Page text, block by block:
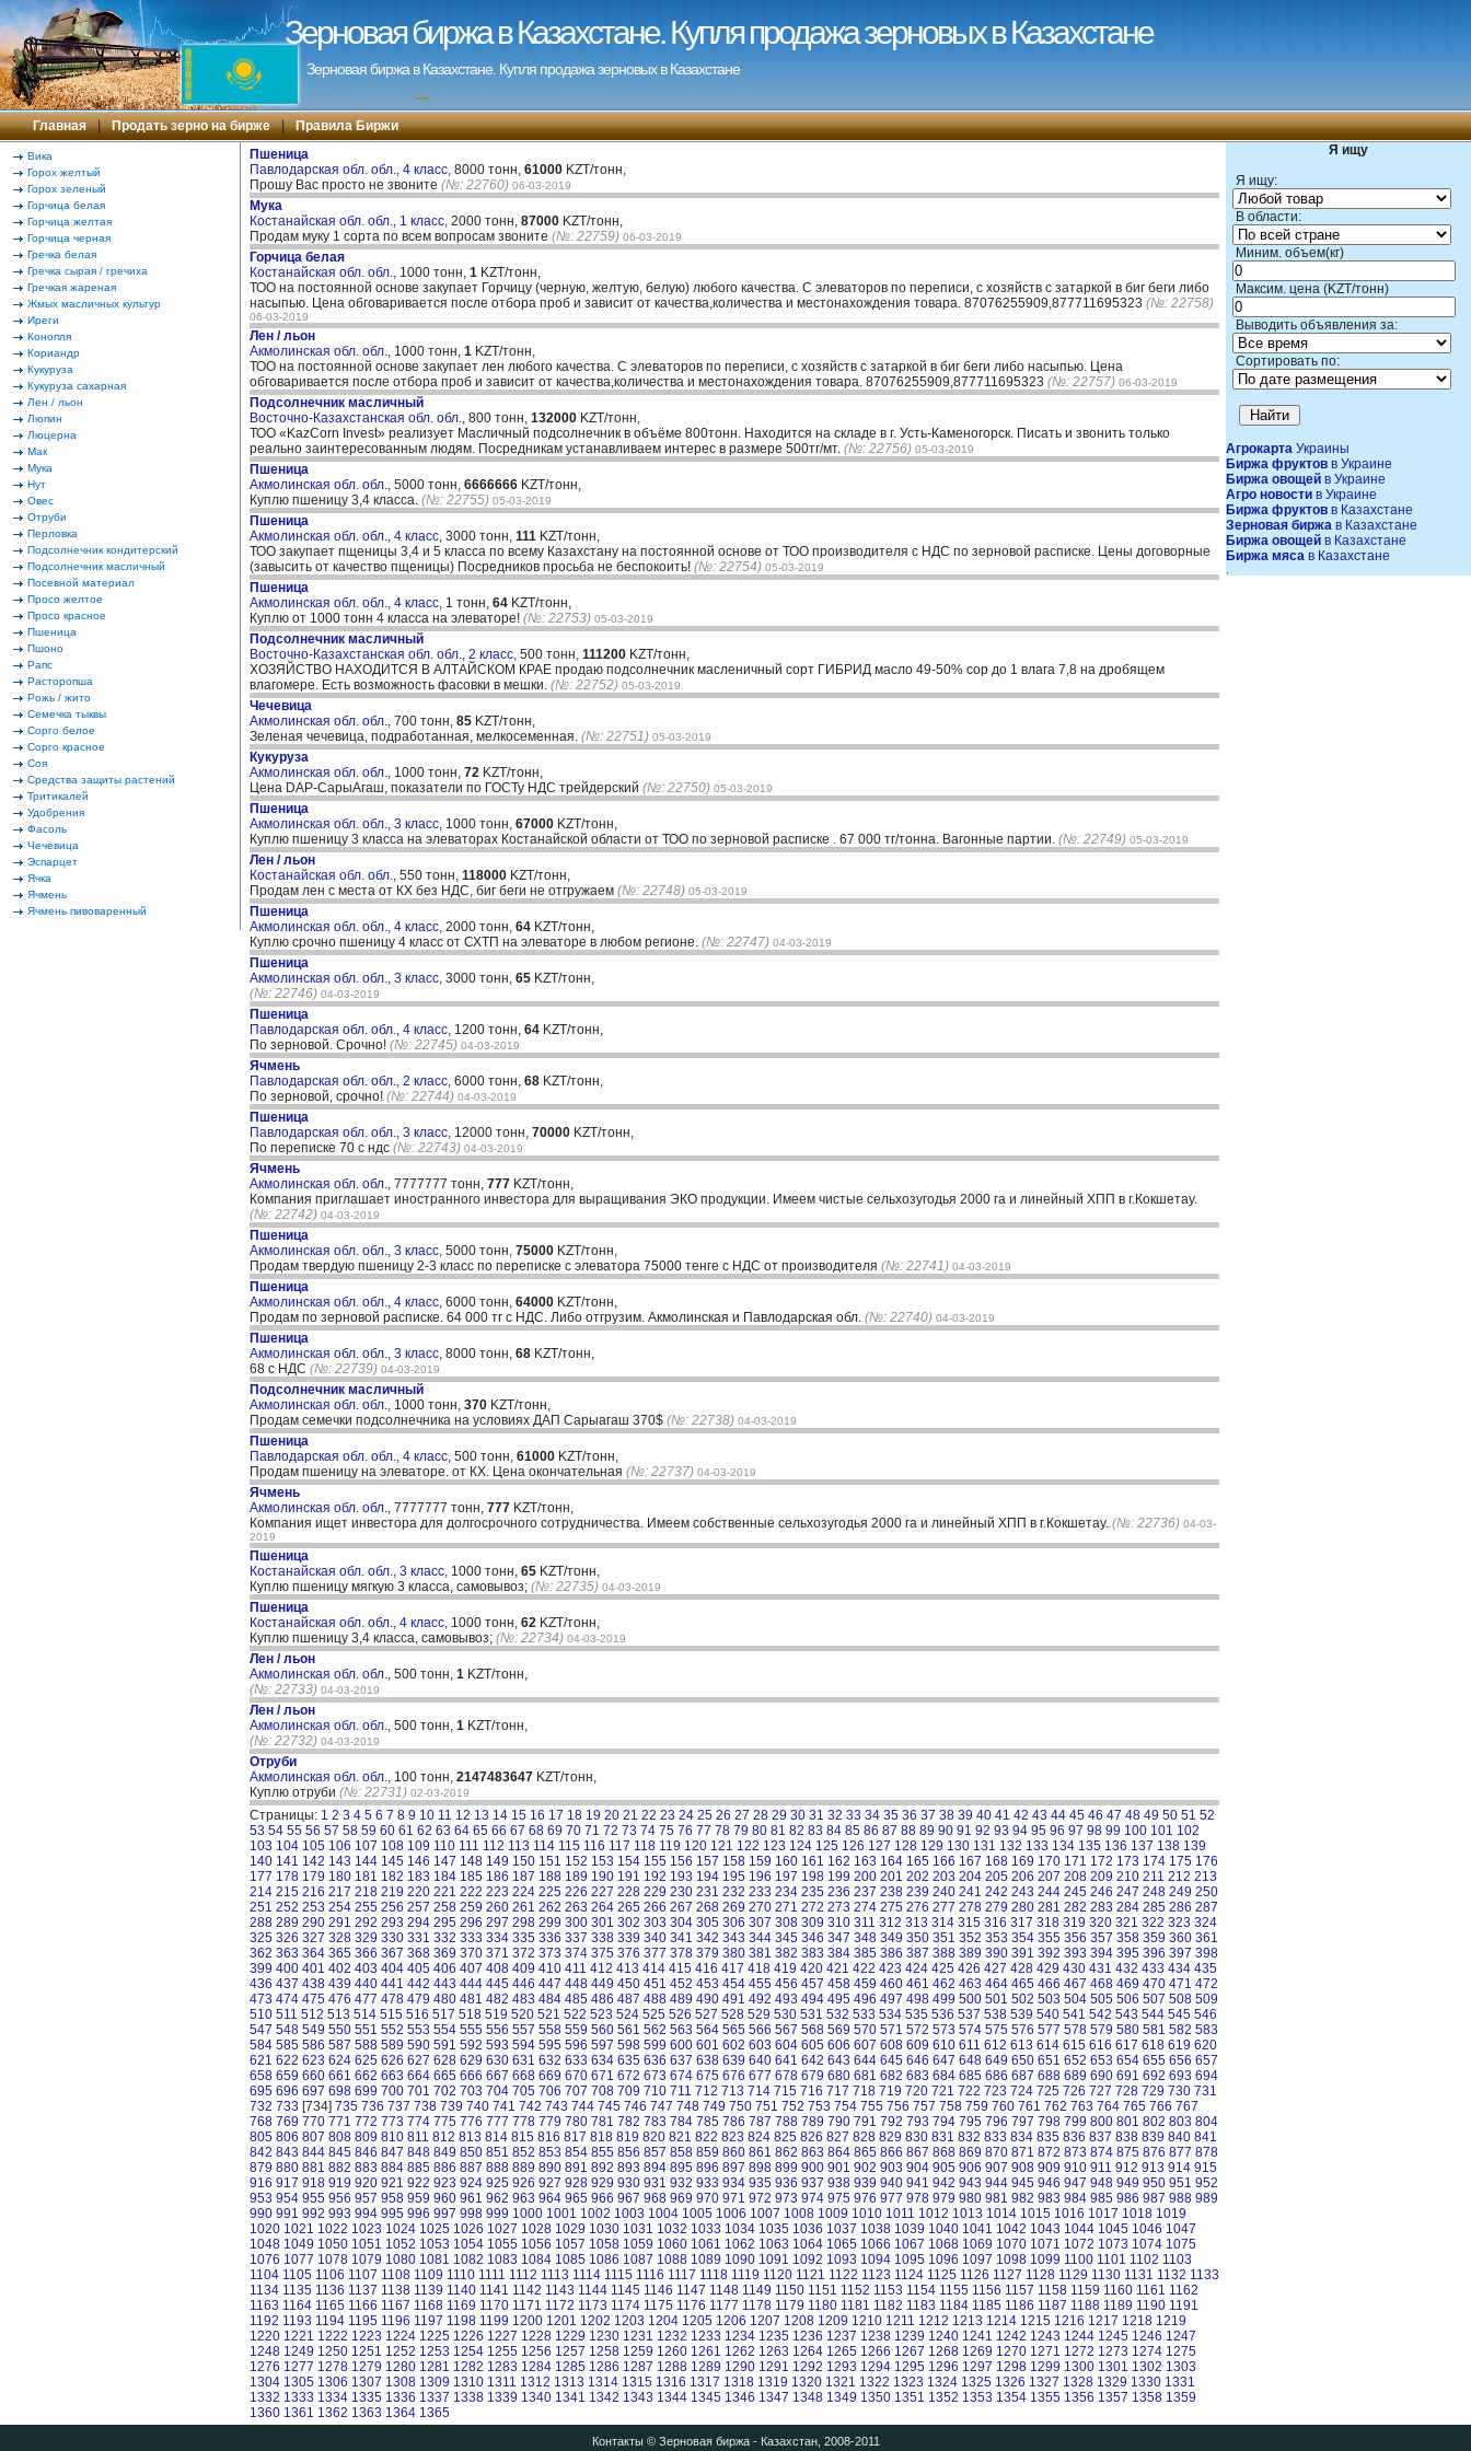
Зерновая биржа в Казахстане. Купля продажа зерновых в Казахстане
Зерновая биржа в Казахстане. Купля продажа зерновых в Казахстане
---
Главная | Продать зерно на бирже | Правила Биржи
Вика
Горох желтый
Горох зеленый
Горчица белая
Горчица желтая
Горчица черная
Гречка белая
Гречка сырая / гречиха
Гречкая жареная
Жмых масличных культур
Иреги
Конопля
Кориандр
Кукуруза
Кукуруза сахарная
Лен / льон
Люпин
Люцерна
Мак
Мука
Нут
Овес
Отруби
Перловка
Подсолнечник кондитерский
Подсолнечник масличный
Посевной материал
Просо желтое
Просо красное
Пшеница
Пшоно
Рапс
Расторопша
Рожь / жито
Семечка тыквы
Сорго белое
Сорго красное
Соя
Средства защиты растений
Тритикалей
Удобрения
Фасоль
Чечевица
Эспарцет
Ячка
Ячмень
Ячмень пивоваренный
Я ищу
Я ищу:
В области:
Миним. объем(кг)
Максим. цена (KZT/тонн)
Выводить объявления за:
Сортировать по:
Агрокарта Украины
Биржа фруктов в Украине
Биржа овощей в Украине
Агро новости в Украине
Биржа фруктов в Казахстане
Зерновая биржа в Казахстане
Биржа овощей в Казахстане
Биржа мяса в Казахстане
Пшеница
Павлодарская обл. обл., 4 класс, 8000 тонн, 61000 KZT/тонн,
Прошу Вас просто не звоните (№: 22760) 06-03-2019
Мука
Костанайская обл. обл., 1 класс, 2000 тонн, 87000 KZT/тонн,
Продам муку 1 сорта по всем вопросам звоните (№: 22759) 06-03-2019
Горчица белая
Костанайская обл. обл., 1000 тонн, 1 KZT/тонн,
ТОО на постоянной основе закупает Горчицу (черную, желтую, белую) любого качества. С элеваторов по переписи, с хозяйств с затаркой в биг беги либо
насыпью. Цена обговаривается после отбора проб и зависит от качества,количества и местонахождения товара. 87076255909,877711695323 (№: 22758)
06-03-2019
Лен / льон
Акмолинская обл. обл., 1000 тонн, 1 KZT/тонн,
ТОО на постоянной основе закупает лен любого качества. С элеваторов по переписи, с хозяйств с затаркой в биг беги либо насыпью. Цена
обговаривается после отбора проб и зависит от качества,количества и местонахождения товара. 87076255909,877711695323 (№: 22757) 06-03-2019
Подсолнечник масличный
Восточно-Казахстанская обл. обл., 800 тонн, 132000 KZT/тонн,
ТОО «KazCorn Invest» реализует Масличный подсолнечник в объёме 800тонн. Находится на складе в г. Усть-Каменогорск. Писать и звонить только
реально заинтересованным людям. Посредникам устанавливаем интерес в размере 500тг/мт. (№: 22756) 05-03-2019
Пшеница
Акмолинская обл. обл., 5000 тонн, 6666666 KZT/тонн,
Куплю пшеницу 3,4 класса. (№: 22755) 05-03-2019
Пшеница
Акмолинская обл. обл., 4 класс, 3000 тонн, 111 KZT/тонн,
ТОО закупает пщеницы 3,4 и 5 класса по всему Казахстану на постоянной основе от ТОО производителя с НДС по зерновой расписке. Цены договорные
(завысить от качество пщеницы) Посредников просьба не беспокоить! (№: 22754) 05-03-2019
Пшеница
Акмолинская обл. обл., 4 класс, 1 тонн, 64 KZT/тонн,
Куплю от 1000 тонн 4 класса на элеваторе! (№: 22753) 05-03-2019
Подсолнечник масличный
Восточно-Казахстанская обл. обл., 2 класс, 500 тонн, 111200 KZT/тонн,
ХОЗЯЙСТВО НАХОДИТСЯ В АЛТАЙСКОМ КРАЕ продаю подсолнечник масленичный сорт ГИБРИД масло 49-50% сор до 1 влага 7,8 на дробящем
влагомере. Есть возможность фасовки в мешки. (№: 22752) 05-03-2019
Чечевица
Акмолинская обл. обл., 700 тонн, 85 KZT/тонн,
Зеленая чечевица, подработанная, мелкосеменная. (№: 22751) 05-03-2019
Кукуруза
Акмолинская обл. обл., 1000 тонн, 72 KZT/тонн,
Цена DAP-СарыАгаш, показатели по ГОСТу НДС трейдерский (№: 22750) 05-03-2019
Пшеница
Акмолинская обл. обл., 3 класс, 1000 тонн, 67000 KZT/тонн,
Куплю пшеницу 3 класса на элеваторах Костанайской области от ТОО по зерновой расписке . 67 000 тг/тонна. Вагонные партии. (№: 22749) 05-03-2019
Лен / льон
Костанайская обл. обл., 550 тонн, 118000 KZT/тонн,
Продам лен с места от КХ без НДС, биг беги не отгружаем (№: 22748) 05-03-2019
Пшеница
Акмолинская обл. обл., 4 класс, 2000 тонн, 64 KZT/тонн,
Куплю срочно пшеницу 4 класс от СХТП на элеваторе в любом регионе. (№: 22747) 04-03-2019
Пшеница
Акмолинская обл. обл., 3 класс, 3000 тонн, 65 KZT/тонн,
(№: 22746) 04-03-2019
Пшеница
Павлодарская обл. обл., 4 класс, 1200 тонн, 64 KZT/тонн,
По зерновой. Срочно! (№: 22745) 04-03-2019
Ячмень
Павлодарская обл. обл., 2 класс, 6000 тонн, 68 KZT/тонн,
По зерновой, срочно! (№: 22744) 04-03-2019
Пшеница
Павлодарская обл. обл., 3 класс, 12000 тонн, 70000 KZT/тонн,
По переписке 70 с ндс (№: 22743) 04-03-2019
Ячмень
Акмолинская обл. обл., 7777777 тонн, 777 KZT/тонн,
Компания приглашает иностранного инвестора для выращивания ЭКО продукции. Имеем чистые сельхозугодья 2000 га и линейный ХПП в г.Кокшетау.
(№: 22742) 04-03-2019
Пшеница
Акмолинская обл. обл., 3 класс, 5000 тонн, 75000 KZT/тонн,
Продам твердую пшеницу 2-3 класс по переписке с элеватора 75000 тенге с НДС от производителя (№: 22741) 04-03-2019
Пшеница
Акмолинская обл. обл., 4 класс, 6000 тонн, 64000 KZT/тонн,
Продам по зерновой расписке. 64 000 тг с НДС. Либо отгрузим. Акмолинская и Павлодарская обл. (№: 22740) 04-03-2019
Пшеница
Акмолинская обл. обл., 3 класс, 8000 тонн, 68 KZT/тонн,
68 с НДС (№: 22739) 04-03-2019
Подсолнечник масличный
Акмолинская обл. обл., 1000 тонн, 370 KZT/тонн,
Продам семечки подсолнечника на условиях ДАП Сарыагаш 370$ (№: 22738) 04-03-2019
Пшеница
Павлодарская обл. обл., 4 класс, 500 тонн, 61000 KZT/тонн,
Продам пшеницу на элеваторе. от КХ. Цена окончательная (№: 22737) 04-03-2019
Ячмень
Акмолинская обл. обл., 7777777 тонн, 777 KZT/тонн,
Компания ищет инвестора для долгосрочного сотрудничества. Имеем собственные сельхозугодья 2000 га и линейный ХПП в г.Кокшетау. (№: 22736) 04-03-
2019
Пшеница
Костанайская обл. обл., 3 класс, 1000 тонн, 65 KZT/тонн,
Куплю пшеницу мягкую 3 класса, самовывоз; (№: 22735) 04-03-2019
Пшеница
Костанайская обл. обл., 4 класс, 1000 тонн, 62 KZT/тонн,
Куплю пшеницу 3,4 класса, самовывоз; (№: 22734) 04-03-2019
Лен / льон
Акмолинская обл. обл., 500 тонн, 1 KZT/тонн,
(№: 22733) 04-03-2019
Лен / льон
Акмолинская обл. обл., 500 тонн, 1 KZT/тонн,
(№: 22732) 04-03-2019
Отруби
Акмолинская обл. обл., 100 тонн, 2147483647 KZT/тонн,
Куплю отруби (№: 22731) 02-03-2019
Страницы: 1 2 3 4 5 6 7 8 9 10 11 12 13 14 15 16 17 18 19 20 21 22 23 24 25 26 27 28 29 30 31 32 33 34 35 36 37 38 39 40 41 42 43 44 45 46 47 48 49 50 51 52
53 54 55 56 57 58 59 60 61 62 63 64 65 66 67 68 69 70 71 72 73 74 75 76 77 78 79 80 81 82 83 84 85 86 87 88 89 90 91 92 93 94 95 96 97 98 99 100 101 102
103 104 105 106 107 108 109 110 111 112 113 114 115 116 117 118 119 120 121 122 123 124 125 126 127 128 129 130 131 132 133 134 135 136 137 138 139
140 141 142 143 144 145 146 147 148 149 150 151 152 153 154 155 156 157 158 159 160 161 162 163 164 165 166 167 168 169 170 171 172 173 174 175 176
177 178 179 180 181 182 183 184 185 186 187 188 189 190 191 192 193 194 195 196 197 198 199 200 201 202 203 204 205 206 207 208 209 210 211 212 213
214 215 216 217 218 219 220 221 222 223 224 225 226 227 228 229 230 231 232 233 234 235 236 237 238 239 240 241 242 243 244 245 246 247 248 249 250
251 252 253 254 255 256 257 258 259 260 261 262 263 264 265 266 267 268 269 270 271 272 273 274 275 276 277 278 279 280 281 282 283 284 285 286 287
288 289 290 291 292 293 294 295 296 297 298 299 300 301 302 303 304 305 306 307 308 309 310 311 312 313 314 315 316 317 318 319 320 321 322 323 324
325 326 327 328 329 330 331 332 333 334 335 336 337 338 339 340 341 342 343 344 345 346 347 348 349 350 351 352 353 354 355 356 357 358 359 360 361
362 363 364 365 366 367 368 369 370 371 372 373 374 375 376 377 378 379 380 381 382 383 384 385 386 387 388 389 390 391 392 393 394 395 396 397 398
399 400 401 402 403 404 405 406 407 408 409 410 411 412 413 414 415 416 417 418 419 420 421 422 423 424 425 426 427 428 429 430 431 432 433 434 435
436 437 438 439 440 441 442 443 444 445 446 447 448 449 450 451 452 453 454 455 456 457 458 459 460 461 462 463 464 465 466 467 468 469 470 471 472
473 474 475 476 477 478 479 480 481 482 483 484 485 486 487 488 489 490 491 492 493 494 495 496 497 498 499 500 501 502 503 504 505 506 507 508 509
510 511 512 513 514 515 516 517 518 519 520 521 522 523 524 525 526 527 528 529 530 531 532 533 534 535 536 537 538 539 540 541 542 543 544 545 546
547 548 549 550 551 552 553 554 555 556 557 558 559 560 561 562 563 564 565 566 567 568 569 570 571 572 573 574 575 576 577 578 579 580 581 582 583
584 585 586 587 588 589 590 591 592 593 594 595 596 597 598 599 600 601 602 603 604 605 606 607 608 609 610 611 612 613 614 615 616 617 618 619 620
621 622 623 624 625 626 627 628 629 630 631 632 633 634 635 636 637 638 639 640 641 642 643 644 645 646 647 648 649 650 651 652 653 654 655 656 657
658 659 660 661 662 663 664 665 666 667 668 669 670 671 672 673 674 675 676 677 678 679 680 681 682 683 684 685 686 687 688 689 690 691 692 693 694
695 696 697 698 699 700 701 702 703 704 705 706 707 708 709 710 711 712 713 714 715 716 717 718 719 720 721 722 723 724 725 726 727 728 729 730 731
732 733 [734] 735 736 737 738 739 740 741 742 743 744 745 746 747 748 749 750 751 752 753 754 755 756 757 758 759 760 761 762 763 764 765 766 767
768 769 770 771 772 773 774 775 776 777 778 779 780 781 782 783 784 785 786 787 788 789 790 791 792 793 794 795 796 797 798 799 800 801 802 803 804
805 806 807 808 809 810 811 812 813 814 815 816 817 818 819 820 821 822 823 824 825 826 827 828 829 830 831 832 833 834 835 836 837 838 839 840 841
842 843 844 845 846 847 848 849 850 851 852 853 854 855 856 857 858 859 860 861 862 863 864 865 866 867 868 869 870 871 872 873 874 875 876 877 878
879 880 881 882 883 884 885 886 887 888 889 890 891 892 893 894 895 896 897 898 899 900 901 902 903 904 905 906 907 908 909 910 911 912 913 914 915
916 917 918 919 920 921 922 923 924 925 926 927 928 929 930 931 932 933 934 935 936 937 938 939 940 941 942 943 944 945 946 947 948 949 950 951 952
953 954 955 956 957 958 959 960 961 962 963 964 965 966 967 968 969 970 971 972 973 974 975 976 977 978 979 980 981 982 983 984 985 986 987 988 989
990 991 992 993 994 995 996 997 998 999 1000 1001 1002 1003 1004 1005 1006 1007 1008 1009 1010 1011 1012 1013 1014 1015 1016 1017 1018 1019
1020 1021 1022 1023 1024 1025 1026 1027 1028 1029 1030 1031 1032 1033 1034 1035 1036 1037 1038 1039 1040 1041 1042 1043 1044 1045 1046 1047
1048 1049 1050 1051 1052 1053 1054 1055 1056 1057 1058 1059 1060 1061 1062 1063 1064 1065 1066 1067 1068 1069 1070 1071 1072 1073 1074 1075
1076 1077 1078 1079 1080 1081 1082 1083 1084 1085 1086 1087 1088 1089 1090 1091 1092 1093 1094 1095 1096 1097 1098 1099 1100 1101 1102 1103
1104 1105 1106 1107 1108 1109 1110 1111 1112 1113 1114 1115 1116 1117 1118 1119 1120 1121 1122 1123 1124 1125 1126 1127 1128 1129 1130 1131 1132 1133
1134 1135 1136 1137 1138 1139 1140 1141 1142 1143 1144 1145 1146 1147 1148 1149 1150 1151 1152 1153 1154 1155 1156 1157 1158 1159 1160 1161 1162
1163 1164 1165 1166 1167 1168 1169 1170 1171 1172 1173 1174 1175 1176 1177 1178 1179 1180 1181 1182 1183 1184 1185 1186 1187 1188 1189 1190 1191
1192 1193 1194 1195 1196 1197 1198 1199 1200 1201 1202 1203 1204 1205 1206 1207 1208 1209 1210 1211 1212 1213 1214 1215 1216 1217 1218 1219
1220 1221 1222 1223 1224 1225 1226 1227 1228 1229 1230 1231 1232 1233 1234 1235 1236 1237 1238 1239 1240 1241 1242 1243 1244 1245 1246 1247
1248 1249 1250 1251 1252 1253 1254 1255 1256 1257 1258 1259 1260 1261 1262 1263 1264 1265 1266 1267 1268 1269 1270 1271 1272 1273 1274 1275
1276 1277 1278 1279 1280 1281 1282 1283 1284 1285 1286 1287 1288 1289 1290 1291 1292 1293 1294 1295 1296 1297 1298 1299 1300 1301 1302 1303
1304 1305 1306 1307 1308 1309 1310 1311 1312 1313 1314 1315 1316 1317 1318 1319 1320 1321 1322 1323 1324 1325 1326 1327 1328 1329 1330 1331
1332 1333 1334 1335 1336 1337 1338 1339 1340 1341 1342 1343 1344 1345 1346 1347 1348 1349 1350 1351 1352 1353 1354 1355 1356 1357 1358 1359
1360 1361 1362 1363 1364 1365
Контакты© Зерновая биржа - Казахстан, 2008-2011